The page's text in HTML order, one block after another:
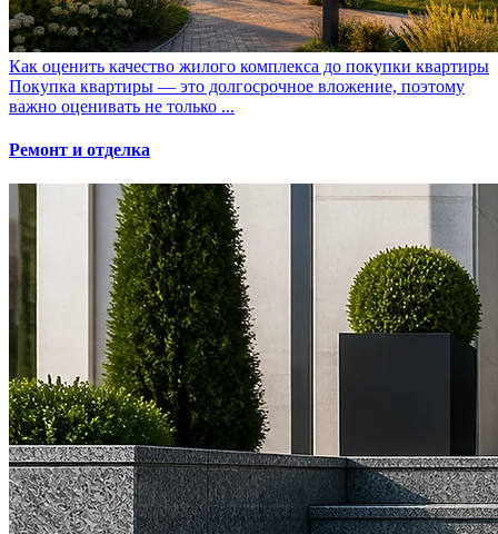
Как оценить качество жилого комплекса до покупки квартиры
Покупка квартиры — это долгосрочное вложение, поэтому
важно оценивать не только ...
Ремонт и отделка